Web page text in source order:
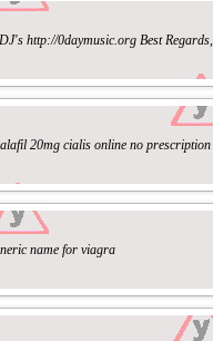
http://0daymusic.org Best
20mg cialis online no prescription
name for viagra